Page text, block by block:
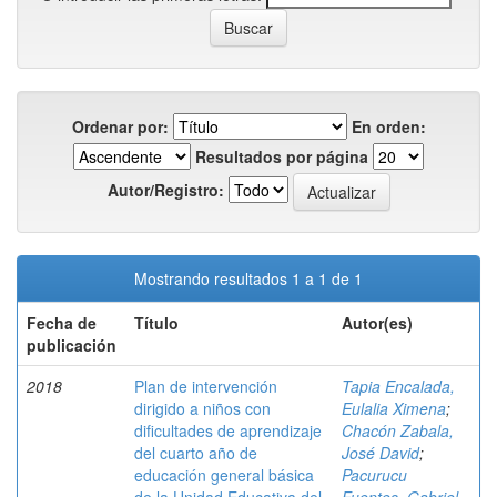
Ordenar por:
En orden:
Resultados por página
Autor/Registro:
Mostrando resultados 1 a 1 de 1
Fecha de
publicación
Título Autor(es)
2018
Plan de intervención
dirigido a niños con
dificultades de aprendizaje
del cuarto año de
educación general básica
Tapia Encalada,
Eulalia Ximena;
Chacón Zabala,
José David;
Pacurucu